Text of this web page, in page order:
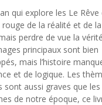
qui explore les Le Rêve
rouge de la réalité et de
perdre de vue la
principaux sont bien
mais l’histoire
et de logique. Les
sont aussi graves que les
de notre époque, ce